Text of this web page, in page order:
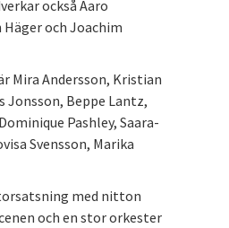
också Aaro
och Joachim
Mira Andersson, Kristian
Jonsson, Beppe Lantz,
Pashley, Saara-
Svensson, Marika
med nitton
och en stor orkester